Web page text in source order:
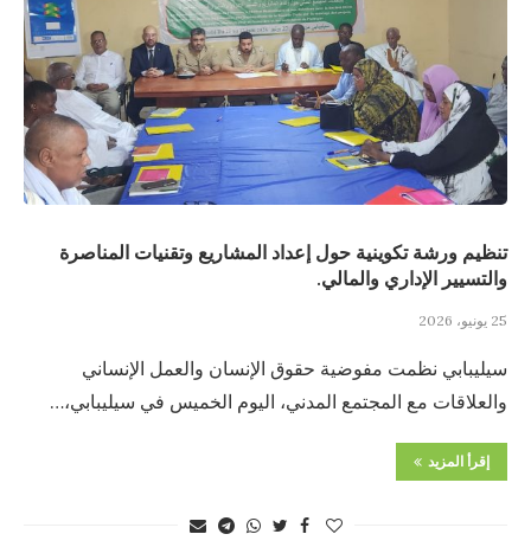
تنظيم ورشة تكوينية حول إعداد المشاريع وتقنيات المناصرة
والتسيير الإداري والمالي.
25 يونيو، 2026
سيليبابي نظمت مفوضية حقوق الإنسان والعمل الإنساني
والعلاقات مع المجتمع المدني، اليوم الخميس في سيليبابي،…
إقرأ المزيد